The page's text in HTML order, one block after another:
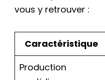
vous y retrouver :
Caractéristique
Production